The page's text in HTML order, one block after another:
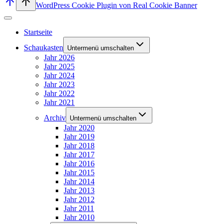
WordPress Cookie Plugin von Real Cookie Banner
Startseite
Schaukasten
Untermenü umschalten
Jahr 2026
Jahr 2025
Jahr 2024
Jahr 2023
Jahr 2022
Jahr 2021
Archiv Untermenü umschalten
Jahr 2020
Jahr 2019
Jahr 2018
Jahr 2017
Jahr 2016
Jahr 2015
Jahr 2014
Jahr 2013
Jahr 2012
Jahr 2011
Jahr 2010